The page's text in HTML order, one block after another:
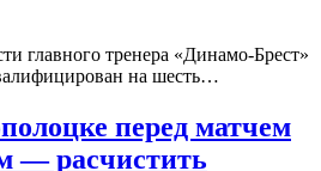
главного тренера «Динамо-Брест»
на шесть…
перед матчем
— расчистить